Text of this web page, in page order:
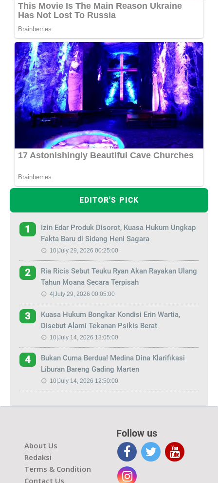
EDITOR'S PICK
1
Izin Edar Produk Disorot, Kuasa Hukum Ungkap
Fakta Baru di Sidang Heni Sagara
10|July 29, 2026 00:25:00
2
Ria Ricis Sebut Teuku Ryan Akan Rayakan Ulang
Tahun Moana Secara Terpisah
4|July 29, 2026 00:05:00
3
Kuasa Hukum Bongkar Kondisi Erin Wartia,
Disebut Alami Tekanan Psikis Berat
10|July 14, 2026 13:05:00
4
Bukan Cuma Berdua! Medina Dina Klarifikasi
Liburan Bareng Gading Marten
10|July 14, 2026 12:50:00
About Us
Redaksi
Terms & Condition
Contact Us
Follow us